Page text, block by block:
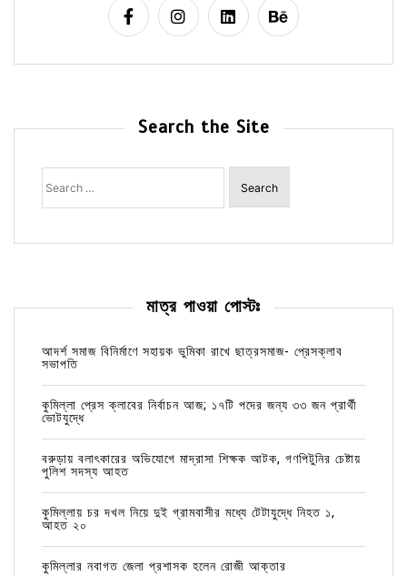
Search the Site
Search
for:
মাত্র পাওয়া পোস্টঃ
আদর্শ সমাজ বিনির্মাণে সহায়ক ভুমিকা রাখে ছাত্রসমাজ- প্রেসক্লাব
সভাপতি
কুমিল্লা প্রেস ক্লাবের নির্বাচন আজ; ১৭টি পদের জন্য ৩৩ জন প্রার্থী
ভোটযুদ্ধে
বরুড়ায় বলাৎকারের অভিযোগে মাদ্রাসা শিক্ষক আটক, গণপিটুনির চেষ্টায়
পুলিশ সদস্য আহত
কুমিল্লায় চর দখল নিয়ে দুই গ্রামবাসীর মধ্যে টেটাযুদ্ধে নিহত ১,
আহত ২০
কুমিল্লার নবাগত জেলা প্রশাসক হলেন রোজী আক্তার